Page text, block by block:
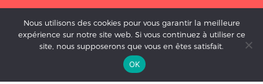
© 2020-2026 CHEFTI, ALL RIGHT RESERVED.
Nous utilisons des cookies pour vous garantir la meilleure
expérience sur notre site web. Si vous continuez à utiliser ce
site, nous supposerons que vous en êtes satisfait.
OK